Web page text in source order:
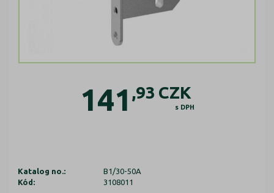
141 ,93 CZK
s DPH
Katalog no.:
B1/30-50A
Kód:
3108011